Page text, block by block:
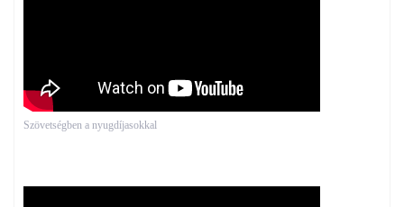
Szövetségben a nyugdíjasokkal